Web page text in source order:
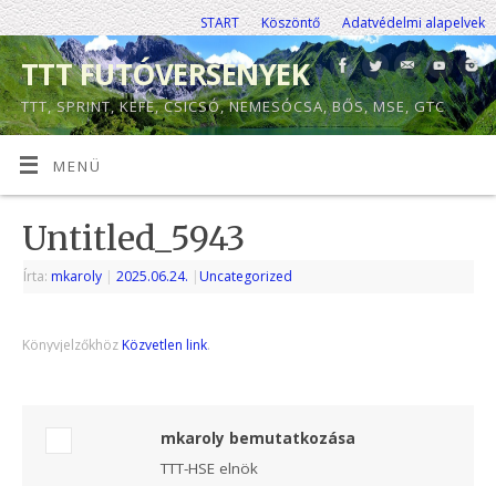
START Köszöntő Adatvédelmi alapelvek
TTT FUTÓVERSENYEK
TTT, SPRINT, KEFE, CSICSÓ, NEMESÓCSA, BŐS, MSE, GTC
MENÜ
Untitled_5943
Írta: mkaroly | 2025.06.24. | Uncategorized
Könyvjelzőkhöz Közvetlen link.
mkaroly bemutatkozása
TTT-HSE elnök